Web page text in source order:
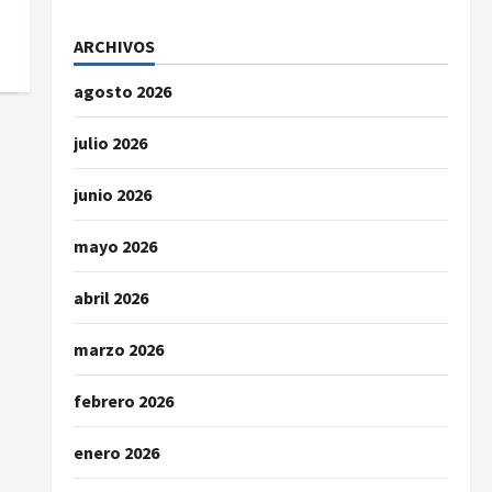
ARCHIVOS
agosto 2026
julio 2026
junio 2026
mayo 2026
abril 2026
marzo 2026
febrero 2026
enero 2026